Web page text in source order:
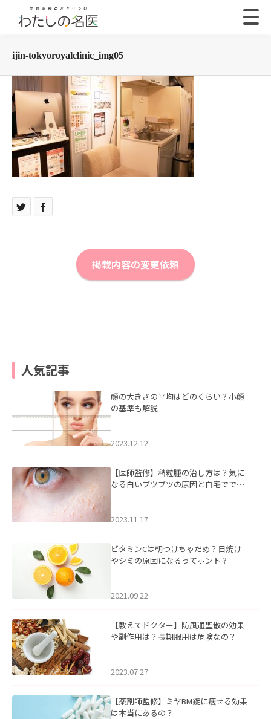
ijin-tokyoroyalclinic_img05
掲載内容の変更依頼
人気記事
顔の大きさの平均はどのくらい？小顔
の基準も解説
2023.12.12
【医師監修】稗粒腫の治し方は？気に
なる白いブツブツの原因と自宅ででき
2023.11.17
ビタミンCは朝つけちゃだめ？日焼け
やシミの原因になるってホント？
2021.09.22
【教えてドクター】防風通聖散の効果
や副作用は？長期服用は危険なの？
2023.07.27
【薬剤師監修】ミヤBM錠に痩せる効果
は本当にあるの？